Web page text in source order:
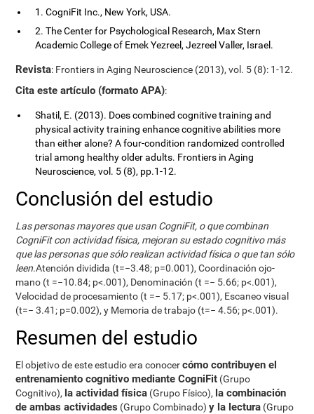
1. CogniFit Inc., New York, USA.
2. The Center for Psychological Research, Max Stern
Academic College of Emek Yezreel, Jezreel Valler, Israel.
Revista: Frontiers in Aging Neuroscience (2013), vol. 5 (8): 1-12.
Cita este artículo (formato APA):
Shatil, E. (2013). Does combined cognitive training and
physical activity training enhance cognitive abilities more
than either alone? A four-condition randomized controlled
trial among healthy older adults. Frontiers in Aging
Neuroscience, vol. 5 (8), pp.1-12.
Conclusión del estudio
Las personas mayores que usan CogniFit, o que combinan
CogniFit con actividad física, mejoran su estado cognitivo más
que las personas que sólo realizan actividad física o que tan sólo
leen.Atención dividida (t=−3.48; p=0.001), Coordinación ojo-
mano (t =−10.84; p<.001), Denominación (t =− 5.66; p<.001),
Velocidad de procesamiento (t =− 5.17; p<.001), Escaneo visual
(t=− 3.41; p=0.002), y Memoria de trabajo (t=− 4.56; p<.001).
Resumen del estudio
El objetivo de este estudio era conocercómo contribuyen el
entrenamiento cognitivo mediante CogniFit (Grupo
Cognitivo), la actividad física (Grupo Físico), la combinación
de ambas actividades (Grupo Combinado)y la lectura (Grupo